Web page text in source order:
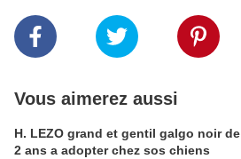
Vous aimerez aussi
H. LEZO grand et gentil galgo noir de
2 ans a adopter chez sos chiens